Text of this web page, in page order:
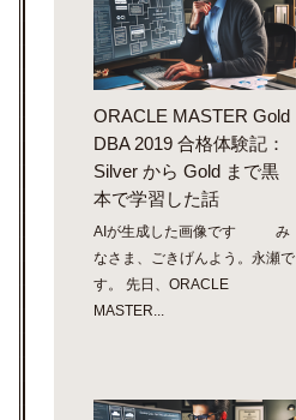
ORACLE MASTER Gold
DBA 2019 合格体験記：
Silver から Gold まで黒
本で学習した話
AIが生成した画像です み
なさま、ごきげんよう。永瀬で
す。 先日、ORACLE
MASTER...